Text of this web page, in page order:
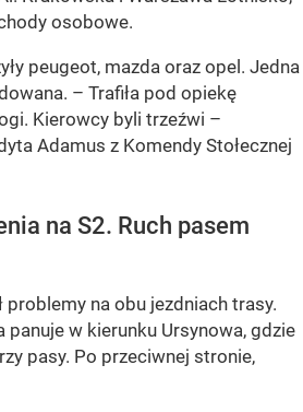
osobowe.
peugeot, mazda oraz opel. Jedna
– Trafiła pod opiekę
Kierowcy byli trzeźwi –
Adamus z Komendy Stołecznej
na S2. Ruch pasem
na obu jezdniach trasy.
panuje w kierunku Ursynowa, gdzie
pasy. Po przeciwnej stronie,